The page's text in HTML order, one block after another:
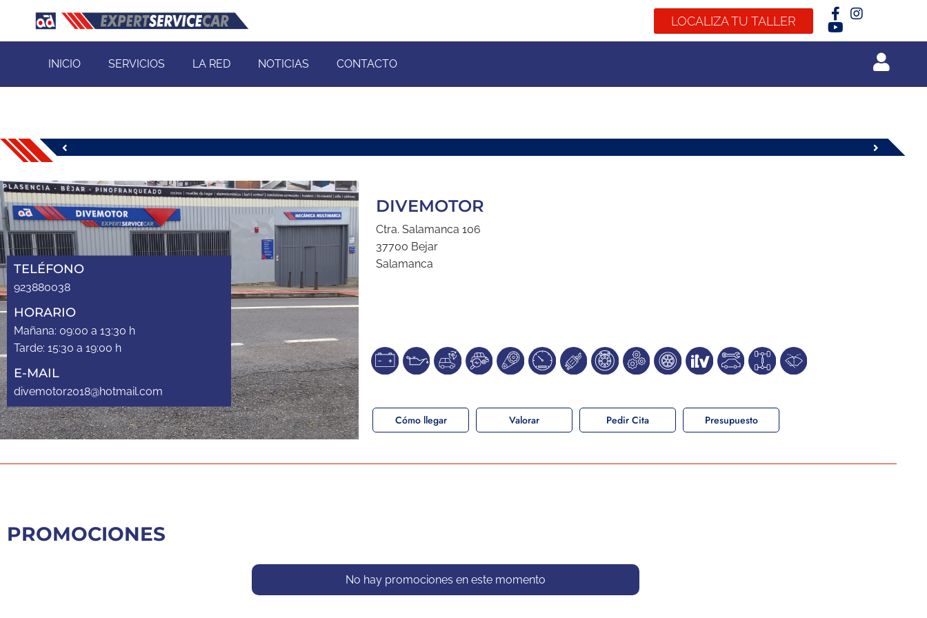
LOCALIZA TU TALLER
INICIO SERVICIOS LA RED NOTICIAS CONTACTO
DIVEMOTOR
Ctra. Salamanca 106
37700 Bejar
Salamanca
Cómo llegar Valorar Pedir Cita Presupuesto
TELÉFONO
923880038
HORARIO
Mañana: 09:00 a 13:30 h
Tarde: 15:30 a 19:00 h
E-MAIL
divemotor2018@hotmail.com
PROMOCIONES
No hay promociones en este momento